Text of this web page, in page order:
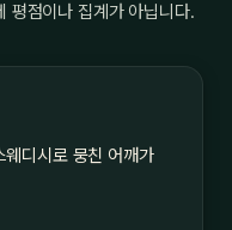
평점이나 집계가 아닙니다.
디시로 뭉친 어깨가